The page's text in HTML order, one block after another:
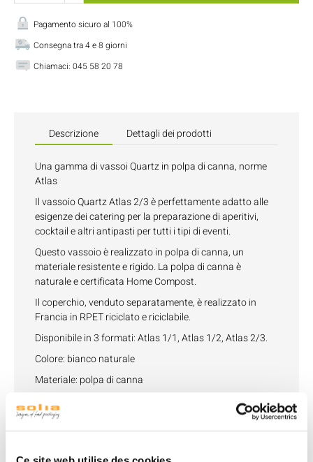
Pagamento sicuro al 100%
Consegna tra 4 e 8 giorni
Chiamaci: 045 58 20 78
Descrizione Dettagli dei prodotti
Una gamma di vassoi Quartz in polpa di canna, norme
Atlas
Il vassoio Quartz Atlas 2/3 è perfettamente adatto alle
esigenze dei catering per la preparazione di aperitivi,
cocktail e altri antipasti per tutti i tipi di eventi.
Questo vassoio è realizzato in polpa di canna, un
materiale resistente e rigido. La polpa di canna è
naturale e certificata Home Compost.
Il coperchio, venduto separatamente, è realizzato in
Francia in RPET riciclato e riciclabile.
Disponibile in 3 formati: Atlas 1/1, Atlas 1/2, Atlas 2/3.
Colore: bianco naturale
Materiale: polpa di canna
Compostabile.
Dimensioni: